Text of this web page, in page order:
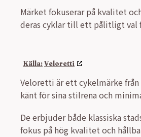
Märket fokuserar på kvalitet
deras cyklar till ett pålitligt val
Veloretti
Veloretti är ett cykelmärke från
känt för sina stilrena och
De erbjuder både klassiska
fokus på hög kvalitet och